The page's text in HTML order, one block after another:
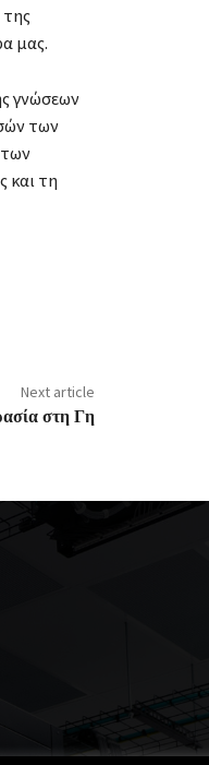
μας.
γνώσεων
των
και τη
Next article
στη Γη